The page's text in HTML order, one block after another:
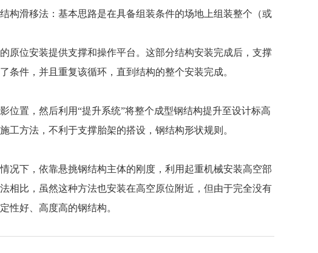
滑移法：基本思路是在具备组装条件的场地上组装整个（或
位安装提供支撑和操作平台。这部分结构安装完成后，支撑
件，并且重复该循环，直到结构的整个安装完成。
置，然后利用“提升系统”将整个成型钢结构提升至设计标高
工方法，不利于支撑胎架的搭设，钢结构形状规则。
下，依靠悬挑钢结构主体的刚度，利用起重机械安装高空部
相比，虽然这种方法也安装在高空原位附近，但由于完全没有
性好、高度高的钢结构。